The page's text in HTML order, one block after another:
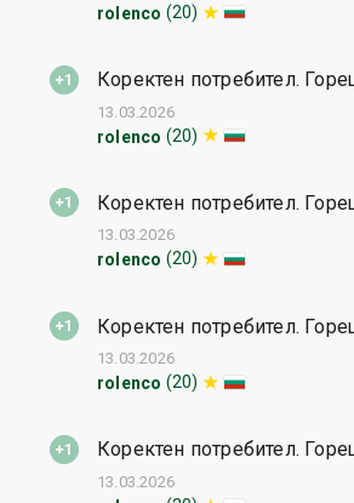
rolenco (20)
Коректен потребител.
rolenco (20)
13.03.2026
Коректен потребител.
rolenco (20)
13.03.2026
Коректен потребител.
rolenco (20)
13.03.2026
Коректен потребител.
13.03.2026